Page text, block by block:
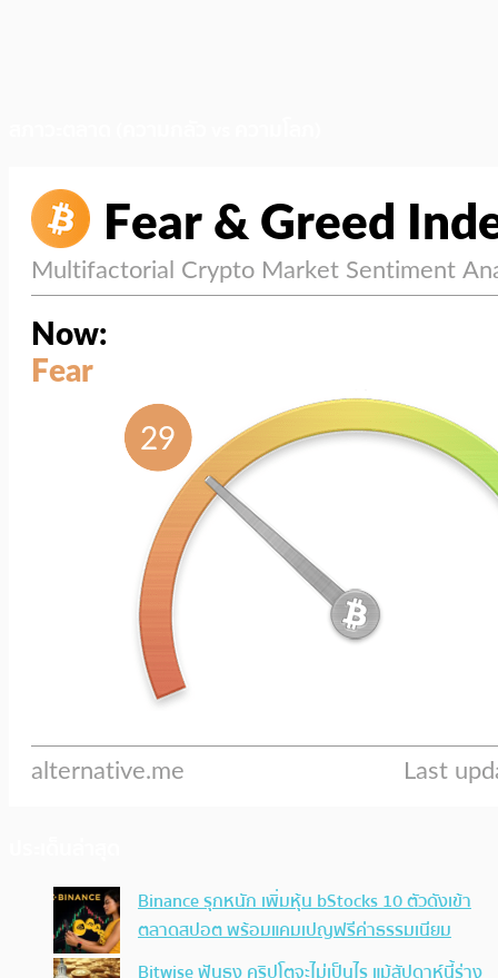
Binance รุกหนัก เพิ่มหุ้น bStocks 10 ตัวดังเข้า
ตลาดสปอต พร้อมแคมเปญฟรีค่าธรรมเนียม
Bitwise ฟันธง คริปโตจะไม่เป็นไร แม้สัปดาห์นี้ร่าง